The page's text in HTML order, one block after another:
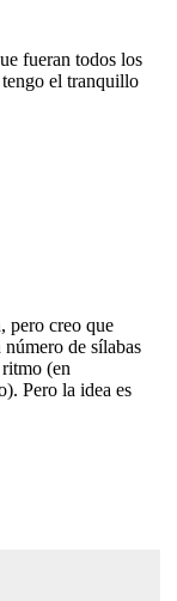
fueran todos los
el tranquillo
pero creo que
de sílabas
(en
Pero la idea es